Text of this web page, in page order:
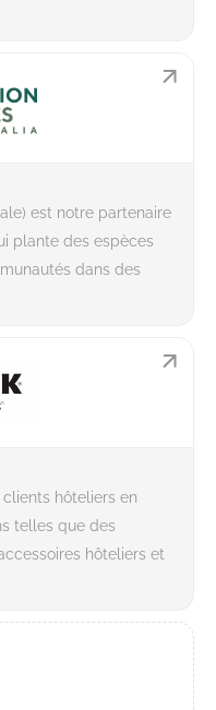
est notre partenaire
plante des espèces
dans des
hôteliers en
telles que des
hôteliers et